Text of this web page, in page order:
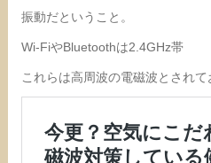
振動だということ。
Wi-FiやBluetoothは2.4GHz帯
これらは高周波の電磁波とされて